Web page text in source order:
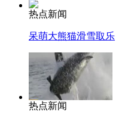
热点新闻
呆萌大熊猫滑雪取乐
热点新闻